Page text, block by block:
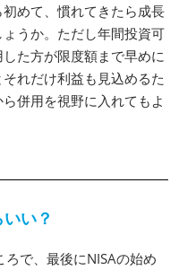
めて、慣れてきたら成長
うか。ただし年間投資可
た方が限度額まで早めに
れだけ利益も見込めるた
併用を視野に入れてもよ
い？
で、最後にNISAの始め